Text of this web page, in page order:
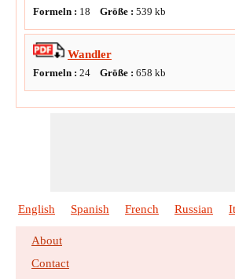
Formeln : 18 Größe : 539 kb
Wandler
Formeln : 24 Größe : 658 kb
English Spanish French Russian
About
Contact